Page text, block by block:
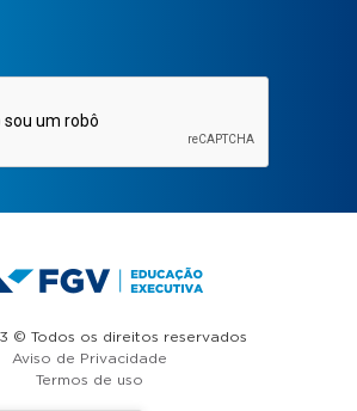
© Todos os direitos reservados
Aviso de Privacidade
Termos de uso